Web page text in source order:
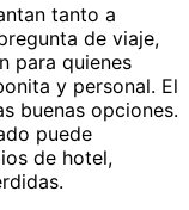
tanto a
de viaje,
para quienes
y personal. El
buenas opciones.
puede
de hotel,